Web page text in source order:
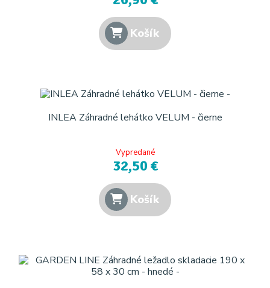
Košík
INLEA Záhradné lehátko VELUM - čierne
Vypredané
32,50 €
Košík